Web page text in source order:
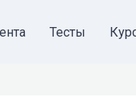
Тесты